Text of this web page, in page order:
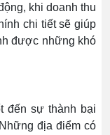
khi doanh thu
chi tiết sẽ giúp
được những khó
đến sự thành bại
địa điểm có